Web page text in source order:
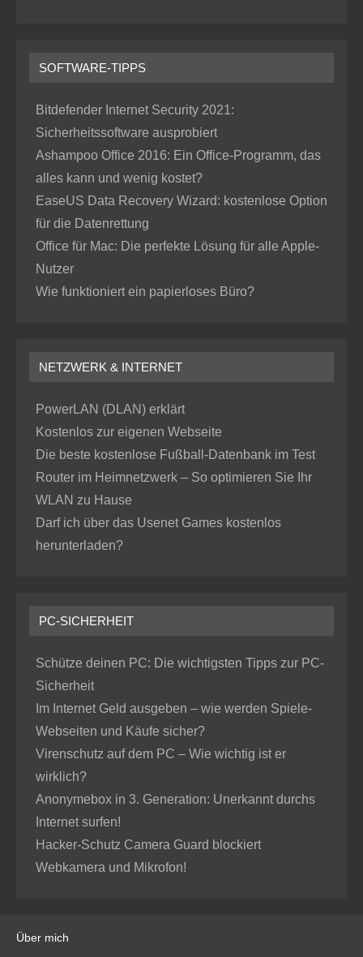
SOFTWARE-TIPPS
Bitdefender Internet Security 2021:
Sicherheitssoftware ausprobiert
Ashampoo Office 2016: Ein Office-Programm, das
alles kann und wenig kostet?
EaseUS Data Recovery Wizard: kostenlose Option
für die Datenrettung
Office für Mac: Die perfekte Lösung für alle Apple-
Nutzer
Wie funktioniert ein papierloses Büro?
NETZWERK & INTERNET
PowerLAN (DLAN) erklärt
Kostenlos zur eigenen Webseite
Die beste kostenlose Fußball-Datenbank im Test
Router im Heimnetzwerk – So optimieren Sie Ihr
WLAN zu Hause
Darf ich über das Usenet Games kostenlos
herunterladen?
PC-SICHERHEIT
Schütze deinen PC: Die wichtigsten Tipps zur PC-
Sicherheit
Im Internet Geld ausgeben – wie werden Spiele-
Webseiten und Käufe sicher?
Virenschutz auf dem PC – Wie wichtig ist er
wirklich?
Anonymebox in 3. Generation: Unerkannt durchs
Internet surfen!
Hacker-Schutz Camera Guard blockiert
Webkamera und Mikrofon!
Über mich